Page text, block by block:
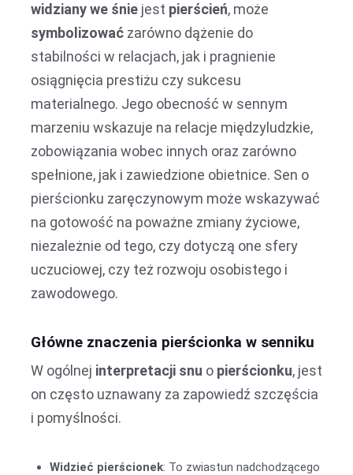
widziany we śnie jest pierścień, może
symbolizować zarówno dążenie do
stabilności w relacjach, jak i pragnienie
osiągnięcia prestiżu czy sukcesu
materialnego. Jego obecność w sennym
marzeniu wskazuje na relacje międzyludzkie,
zobowiązania wobec innych oraz zarówno
spełnione, jak i zawiedzione obietnice. Sen o
pierścionku zaręczynowym może wskazywać
na gotowość na poważne zmiany życiowe,
niezależnie od tego, czy dotyczą one sfery
uczuciowej, czy też rozwoju osobistego i
zawodowego.
Główne znaczenia pierścionka w senniku
W ogólnej interpretacji snu o pierścionku, jest
on często uznawany za zapowiedź szczęścia
i pomyślności.
Widzieć pierścionek: To zwiastun nadchodzącego